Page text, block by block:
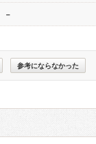
－
参考にならなかった